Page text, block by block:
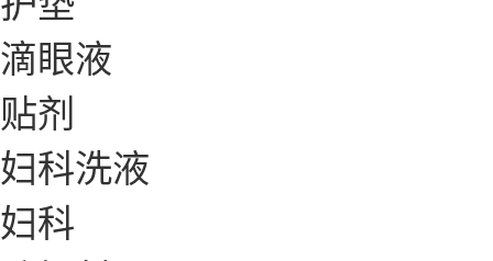
滴眼液
贴剂
妇科洗液
妇科